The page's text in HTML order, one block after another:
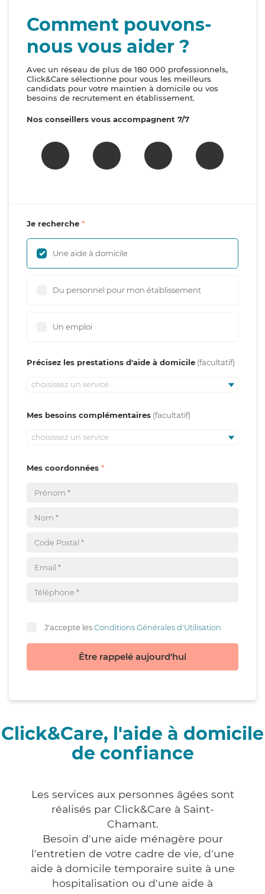
Comment pouvons-
nous vous aider ?
Avec un réseau de plus de 180 000 professionnels,
Click&Care sélectionne pour vous les meilleurs
candidats pour votre maintien à domicile ou vos
besoins de recrutement en établissement.
Nos conseillers vous accompagnent 7/7
Je recherche
Une aide à domicile
Du personnel pour mon établissement
Un emploi
Précisez les prestations d'aide à domicile
choisissez un service
Mes besoins complémentaires
choisissez un service
Mes coordonnées
J'accepte lesConditions Générales d'Utilisation
Être rappelé aujourd'hui
Click&Care, l'aide à domicile
de confiance
Les services aux personnes âgées sont
réalisés par Click&Care à Saint-
Chamant.
Besoin d'une aide ménagère pour
l'entretien de votre cadre de vie, d'une
aide à domicile temporaire suite à une
hospitalisation ou d'une aide à